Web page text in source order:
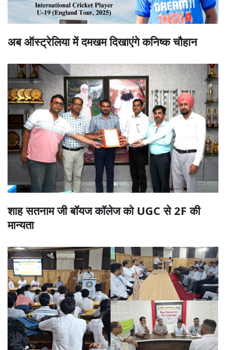
अब ऑस्ट्रेलिया में दमखम दिखाएंगे कनिष्क चौहान
शाह सतनाम जी बॉयज कॉलेज को UGC से 2F की
मान्यता